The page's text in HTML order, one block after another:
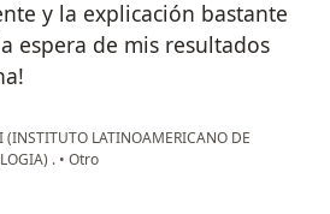
y la explicación bastante
espera de mis resultados
LATINOAMERICANO DE
. • Otro